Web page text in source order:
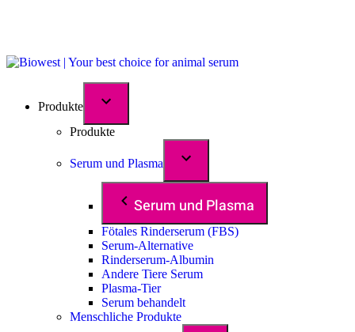
Produkte
Produkte
Serum und Plasma
Serum und Plasma
Fötales Rinderserum (FBS)
Serum-Alternative
Rinderserum-Albumin
Andere Tiere Serum
Plasma-Tier
Serum behandelt
Menschliche Produkte